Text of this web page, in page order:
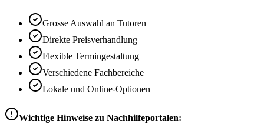
Grosse Auswahl an Tutoren
Direkte Preisverhandlung
Flexible Termingestaltung
Verschiedene Fachbereiche
Lokale und Online-Optionen
Wichtige Hinweise zu Nachhilfeportalen: